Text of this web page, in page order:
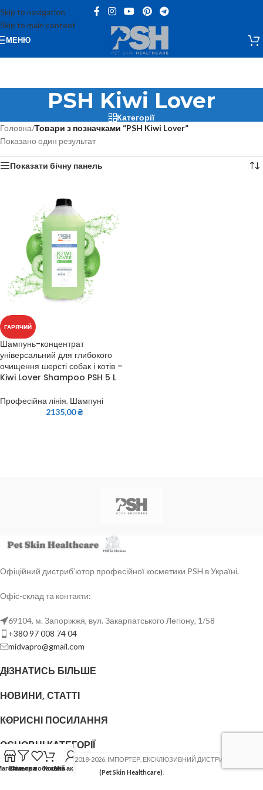
Skip to navigation
Skip to main content
МЕНЮ
PSH Kiwi Lover
Категорії
Головна/Товари з позначками “PSH Kiwi Lover”
Показано один результат
Показати бічну панель
ГАРЯЧИЙ
Шампунь-концентрат
універсальний для глибокого
очищення шерсті собак і котів –
Kiwi Lover Shampoo PSH 5 L
Професійна лінія, Шампуні
2135,00₴
Офіційний дистриб’ютор професійної косметики PSH в Україні.
Офіс-склад та контакти:
69104, м. Запоріжжя, вул. Закарпатського Легіону, 1/58
+380 97 008 74 04
midvapro@gmail.com
ДІЗНАТИСЬ БІЛЬШЕ
НОВИНИ, СТАТТІ
КОРИСНІ ПОСИЛАННЯ
ОСНОВНІ КАТЕГОРІЇ
ФОП ШОВГЕНЮК Ю.В. 2018-2026. ІМПОРТЕР, ЕКСКЛЮЗИВНИЙ ДИСТРИБ'ЮТОР
(Pet Skin Healthcare)
Фільтри
Список побажань
КошикМій акаунт